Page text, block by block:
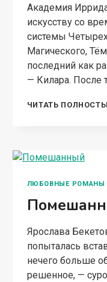
Академия
искусству со
системы
Магического,
последний как
— Килара. После
ЧИТАТЬ
ЛЮБОВНЫЕ РОМАНЫ
Ярослава
попыталась
нечего больше
решенное, —